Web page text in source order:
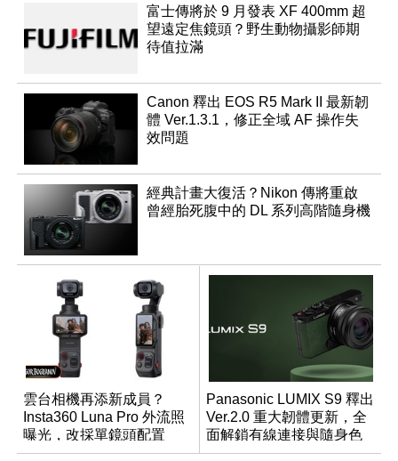
富士傳將於 9 月發表 XF 400mm 超
望遠定焦鏡頭？野生動物攝影師期
待值拉滿
Canon 釋出 EOS R5 Mark II 最新韌
體 Ver.1.3.1，修正全域 AF 操作失
效問題
經典計畫大復活？Nikon 傳將重啟
曾經胎死腹中的 DL 系列高階隨身機
雲台相機再添新成員？
Insta360 Luna Pro 外流照
曝光，改採單鏡頭配置
Panasonic LUMIX S9 釋出
Ver.2.0 重大韌體更新，全
面解鎖有線連接與隨身色
調編輯